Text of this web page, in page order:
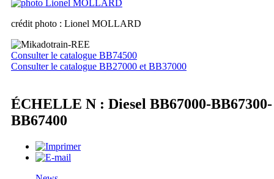
crédit photo : Lionel MOLLARD
Consulter le catalogue BB74500
Consulter le catalogue BB27000 et BB37000
ÉCHELLE N : Diesel BB67000-BB67300-
BB67400